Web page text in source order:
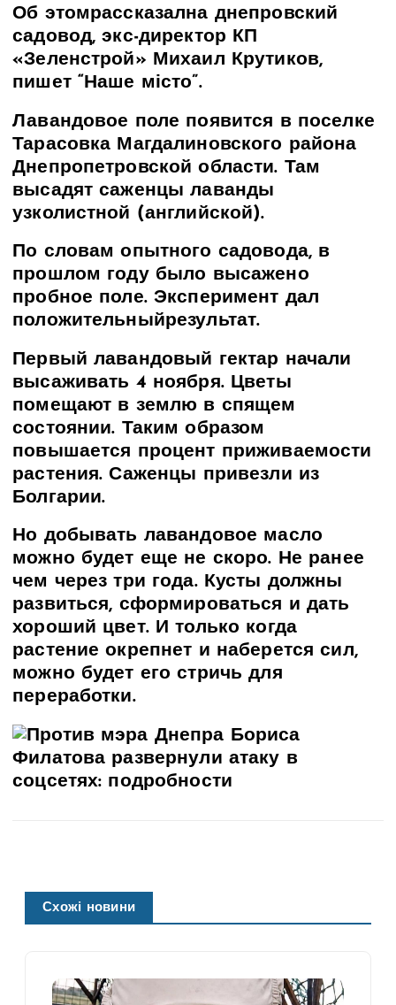
Об этомрассказална днепровский
садовод, экс-директор КП
«Зеленстрой» Михаил Крутиков,
пишет “Наше місто”.
Лавандовое поле появится в поселке
Тарасовка Магдалиновского района
Днепропетровской области. Там
высадят саженцы лаванды
узколистной (английской).
По словам опытного садовода, в
прошлом году было высажено
пробное поле. Эксперимент дал
положительныйрезультат.
Первый лавандовый гектар начали
высаживать 4 ноября. Цветы
помещают в землю в спящем
состоянии. Таким образом
повышается процент приживаемости
растения. Саженцы привезли из
Болгарии.
Но добывать лавандовое масло
можно будет еще не скоро. Не ранее
чем через три года. Кусты должны
развиться, сформироваться и дать
хороший цвет. И только когда
растение окрепнет и наберется сил,
можно будет его стричь для
переработки.
Схожі новини